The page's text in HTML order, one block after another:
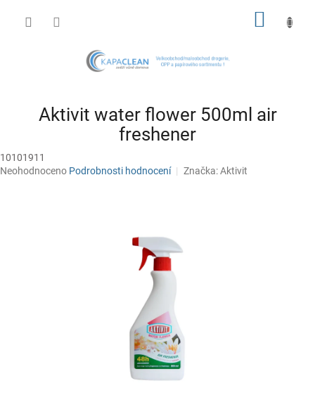
Aktivit water flower 500ml air
freshener
10101911
Průměrné
Neohodnoceno Podrobnosti hodnocení Značka:Aktivit